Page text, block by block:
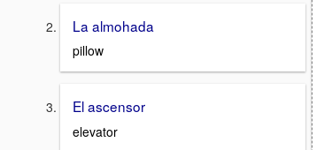
La almohada
pillow
El ascensor
elevator